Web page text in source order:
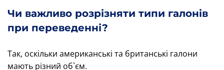
Чи важливо розрізняти типи галонів
при переведенні?
Так, оскільки американські та британські галони
мають різний об`єм.